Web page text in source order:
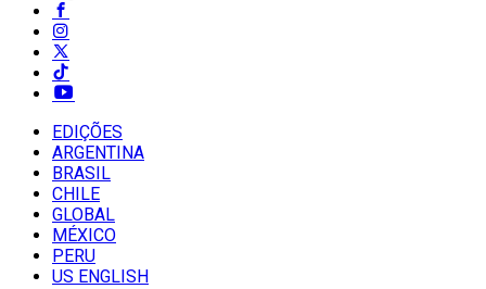
EDIÇÕES
ARGENTINA
BRASIL
CHILE
GLOBAL
MÉXICO
PERU
US ENGLISH